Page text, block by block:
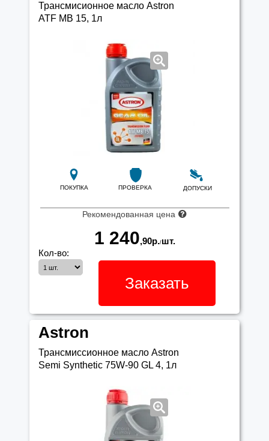
Трансмисионное масло Astron
ATF MB 15, 1л
ПОКУПКА ПРОВЕРКА ДОПУСКИ
Рекомендованная цена
1 240,90р./шт.
Кол-во:
Заказать
Astron
Трансмиссионное масло Astron
Semi Synthetic 75W-90 GL 4, 1л